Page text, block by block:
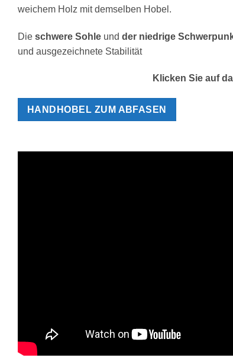
weichem Holz mit demselben Hobel.
Die schwere Sohle und der niedrige
und ausgezeichnete Stabilität
Klicken Sie auf
HANDHOBEL ZUM ABFASEN